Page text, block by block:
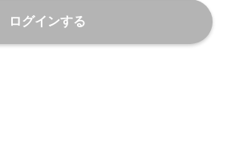
ログインする